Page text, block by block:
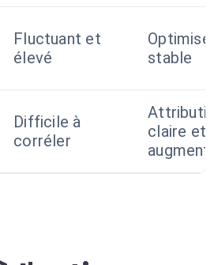
Fluctuant et
élevé
stable
Difficile à
corréler
claire et